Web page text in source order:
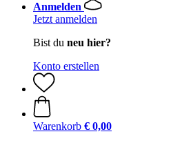
Anmelden
Jetzt anmelden
Bist du neu hier?
Konto erstellen
Warenkorb € 0,00